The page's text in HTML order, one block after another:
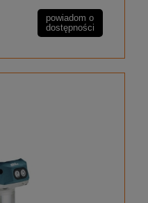
powiadom o
dostępności